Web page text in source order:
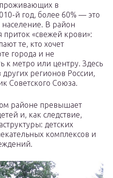
проживающих в
й год, более 60% — это
население. В район
приток «свежей крови»:
те, кто хочет
города и не
к метро или центру. Здесь
регионов России,
Советского Союза.
районе превышает
и, как следствие,
детских
комплексов и